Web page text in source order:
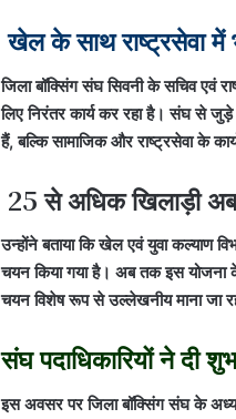
खेल के साथ राष्ट्रसेवा में
जिला बॉक्सिंग संघ सिवनी के सचिव एवं
लिए निरंतर कार्य कर रहा है। संघ से
हैं, बल्कि सामाजिक और राष्ट्रसेवा के
25 से अधिक खिलाड़ी
उन्होंने बताया कि खेल एवं युवा कल्याण
चयन किया गया है। अब तक इस योजना
चयन विशेष रूप से उल्लेखनीय माना जा
संघ पदाधिकारियों ने दी
इस अवसर पर जिला बॉक्सिंग संघ के